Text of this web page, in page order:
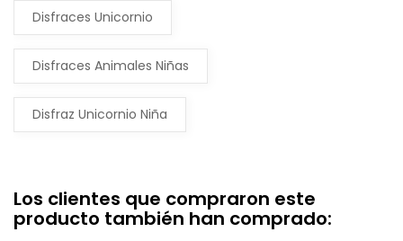
Disfraces Unicornio
Disfraces Animales Niñas
Disfraz Unicornio Niña
Los clientes que compraron este
producto también han comprado: